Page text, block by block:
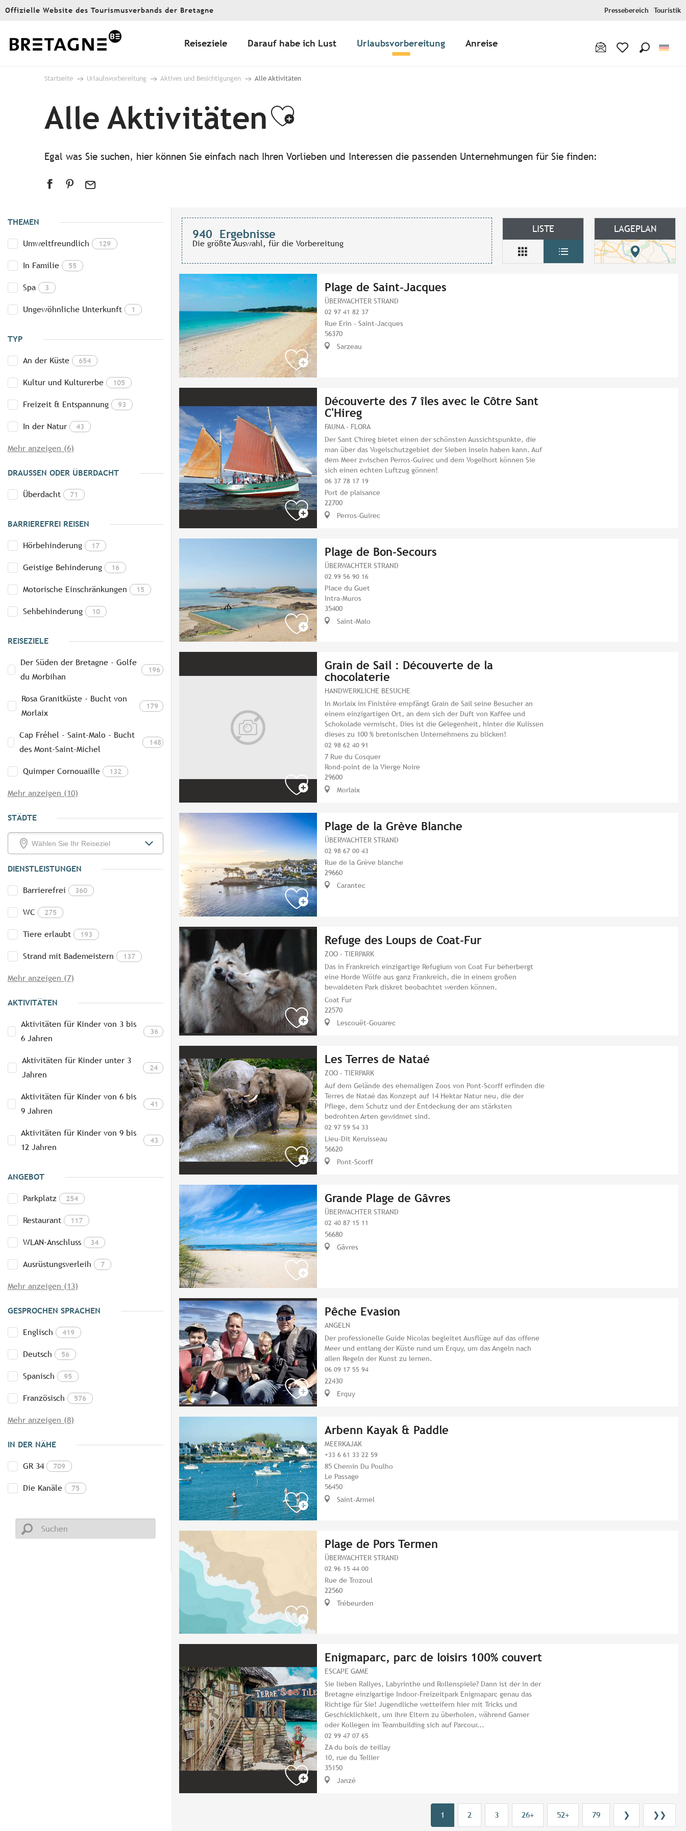
Aller
principal
Offizielle Website des Tourismusverbands der Bretagne Pressebereich Touristik
Reiseziele Darauf habe ich Lust Urlaubsvorbereitung Anreise
Startseite Urlaubsvorbereitung Aktives und Besichtigungen Alle Aktivitäten
Alle AktivitätenAjouter aux favoris
Egal was Sie suchen, hier können Sie einfach nach Ihren Vorlieben und Interessen die passenden Unternehmungen für Sie finden:
THEMEN
Umweltfreundlich 129
In Familie 55
Spa 3
Ungewöhnliche Unterkunft 1
TYP
An der Küste 654
Kultur und Kulturerbe 105
Freizeit & Entspannung 93
In der Natur 43
Mehr anzeigen (6)
DRAUSSEN ODER ÜBERDACHT
Überdacht 71
BARRIEREFREI REISEN
Hörbehinderung 17
Geistige Behinderung 16
Motorische Einschränkungen 15
Sehbehinderung 10
REISEZIELE
Der Süden der Bretagne - Golfe
du Morbihan
196
Rosa Granitküste - Bucht von
Morlaix
179
Cap Fréhel - Saint-Malo - Bucht
des Mont-Saint-Michel
148
Quimper Cornouaille 132
Mehr anzeigen (10)
STÄDTE
DIENSTLEISTUNGEN
Barrierefrei 360
WC 275
Tiere erlaubt 193
Strand mit Bademeistern 137
Mehr anzeigen (7)
AKTIVITÄTEN
Aktivitäten für Kinder von 3 bis
6 Jahren
36
Aktivitäten für Kinder unter 3
Jahren
24
Aktivitäten für Kinder von 6 bis
9 Jahren
41
Aktivitäten für Kinder von 9 bis
12 Jahren
43
ANGEBOT
Parkplatz 254
Restaurant 117
WLAN-Anschluss 34
Ausrüstungsverleih 7
Mehr anzeigen (13)
GESPROCHEN SPRACHEN
Englisch 419
Deutsch 56
Spanisch 95
Französisch 576
Mehr anzeigen (8)
IN DER NÄHE
GR 34 709
Die Kanäle 75
940 Ergebnisse
Die größte Auswahl, für die Vorbereitung
LISTE LAGEPLAN
Plage de Saint-Jacques
ÜBERWACHTER STRAND
02 97 41 82 37
Rue Erin - Saint-Jacques
56370
Sarzeau
Découverte des 7 îles avec le Côtre Sant
C'Hireg
FAUNA - FLORA
Der Sant C'hireg bietet einen der schönsten Aussichtspunkte, die
man über das Vogelschutzgebiet der Sieben Inseln haben kann. Auf
dem Meer zwischen Perros-Guirec und dem Vogelhort können Sie
sich einen echten Luftzug gönnen!
06 37 78 17 19
Port de plaisance
22700
Perros-Guirec
Plage de Bon-Secours
ÜBERWACHTER STRAND
02 99 56 90 16
Place du Guet
Intra-Muros
35400
Saint-Malo
Grain de Sail : Découverte de la
chocolaterie
HANDWERKLICHE BESUCHE
In Morlaix im Finistère empfängt Grain de Sail seine Besucher an
einem einzigartigen Ort, an dem sich der Duft von Kaffee und
Schokolade vermischt. Dies ist die Gelegenheit, hinter die Kulissen
dieses zu 100 % bretonischen Unternehmens zu blicken!
02 98 62 40 91
7 Rue du Cosquer
Rond-point de la Vierge Noire
29600
Morlaix
Plage de la Grève Blanche
ÜBERWACHTER STRAND
02 98 67 00 43
Rue de la Grève blanche
29660
Carantec
Refuge des Loups de Coat-Fur
ZOO - TIERPARK
Das in Frankreich einzigartige Refugium von Coat Fur beherbergt
eine Horde Wölfe aus ganz Frankreich, die in einem großen
bewaldeten Park diskret beobachtet werden können.
Coat Fur
22570
Lescouët-Gouarec
Les Terres de Nataé
ZOO - TIERPARK
Auf dem Gelände des ehemaligen Zoos von Pont-Scorff erfinden die
Terres de Nataé das Konzept auf 14 Hektar Natur neu, die der
Pflege, dem Schutz und der Entdeckung der am stärksten
bedrohten Arten gewidmet sind.
02 97 59 54 33
Lieu-Dit Keruisseau
56620
Pont-Scorff
Grande Plage de Gâvres
ÜBERWACHTER STRAND
02 40 87 15 11
56680
Gâvres
Pêche Evasion
ANGELN
Der professionelle Guide Nicolas begleitet Ausflüge auf das offene
Meer und entlang der Küste rund um Erquy, um das Angeln nach
allen Regeln der Kunst zu lernen.
06 09 17 55 94
22430
Erquy
Arbenn Kayak & Paddle
MEERKAJAK
+33 6 61 33 22 59
85 Chemin Du Poulho
Le Passage
56450
Saint-Armel
Plage de Pors Termen
ÜBERWACHTER STRAND
02 96 15 44 00
Rue de Trozoul
22560
Trébeurden
Enigmaparc, parc de loisirs 100% couvert
ESCAPE GAME
Sie lieben Rallyes, Labyrinthe und Rollenspiele? Dann ist der in der
Bretagne einzigartige Indoor-Freizeitpark Enigmaparc genau das
Richtige für Sie! Jugendliche wetteifern hier mit Tricks und
Geschicklichkeit, um ihre Eltern zu überholen, während Gamer
oder Kollegen im Teambuilding sich auf Parcour...
02 99 47 07 65
ZA du bois de teillay
10, rue du Tellier
35150
Janzé
1 2 3 26+ 52+ 79 ❯ ❯❯